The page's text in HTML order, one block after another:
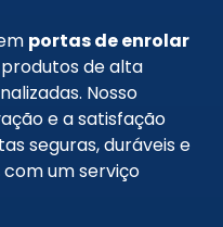
portas de enrolar
de alta
Nosso
e a satisfação
seguras, duráveis e
um serviço